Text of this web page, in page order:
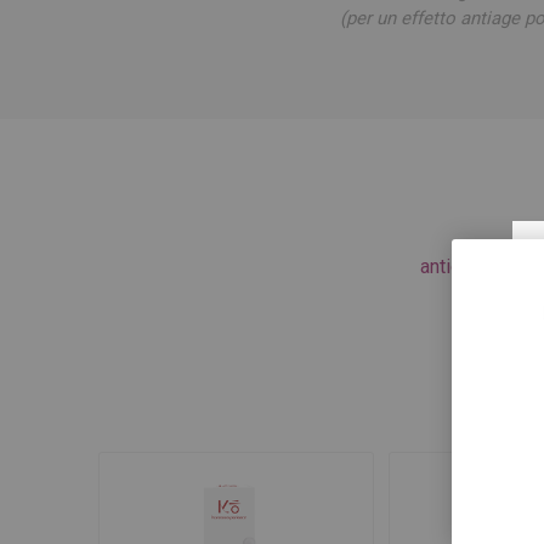
(per un effetto antiage
antiossidante